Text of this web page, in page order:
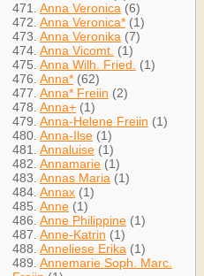
471. Anna Veronica (6)
472. Anna Veronica* (1)
473. Anna Veronika (7)
474. Anna Vicomt. (1)
475. Anna Wilh. Fried.
(1)
476. Anna* (62)
477. Anna* Freiin (2)
478. Anna+ (1)
479. Anna-Helene Freiin (1)
480. Anna-Ilse (1)
481. Annaluise (1)
482. Annamarie (1)
483. Annas Maria (1)
484. Annax (1)
485. Anne (1)
486. Anne Philippine (1)
487. Anne-Katrin (1)
488. Anneliese Erika (1)
489. Annemarie Soph. Marc.